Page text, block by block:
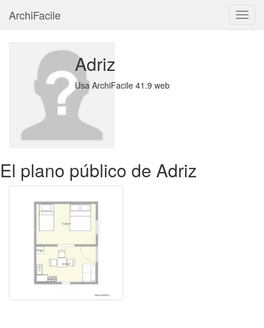
ArchiFacile
Adriz
Usa ArchiFacile 41.9 web
El plano público de Adriz